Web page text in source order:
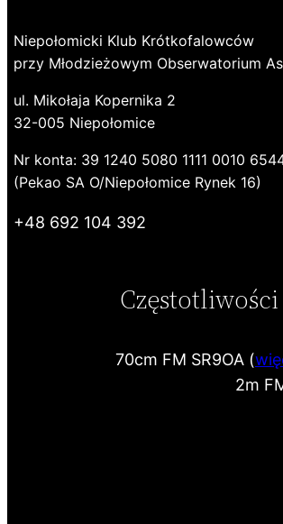
Niepołomicki Klub Krótkofalowców
przy Młodzieżowym Obserwatorium
ul. Mikołaja Kopernika 2
32-005 Niepołomice
Nr konta: 39 1240 5080 1111 0010
(Pekao SA O/Niepołomice Rynek 16)
+48 692 104 392
70cm FM SR9OA (
2m